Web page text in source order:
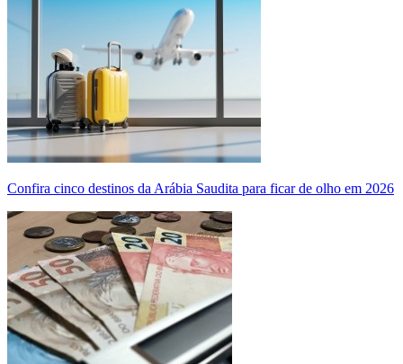
Confira cinco destinos da Arábia Saudita para ficar de olho em 2026